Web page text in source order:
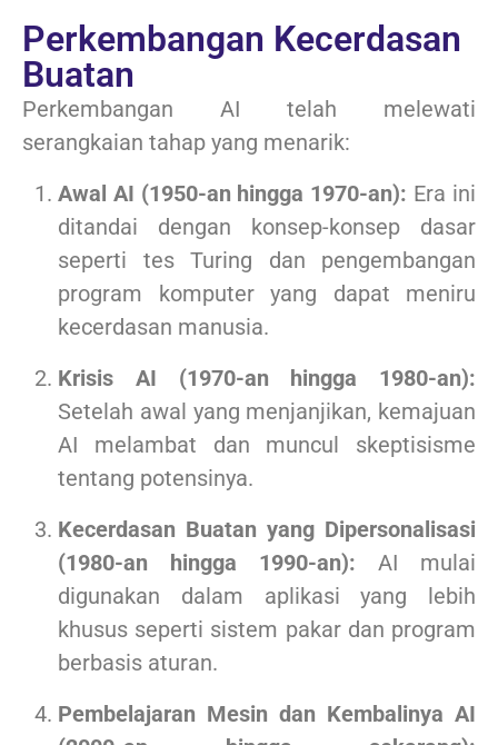
Perkembangan Kecerdasan
Buatan
Perkembangan AI telah melewati
serangkaian tahap yang menarik:
Awal AI (1950-an hingga 1970-an): Era ini
ditandai dengan konsep-konsep dasar
seperti tes Turing dan pengembangan
program komputer yang dapat meniru
kecerdasan manusia.
Krisis AI (1970-an hingga 1980-an):
Setelah awal yang menjanjikan, kemajuan
AI melambat dan muncul skeptisisme
tentang potensinya.
Kecerdasan Buatan yang Dipersonalisasi
(1980-an hingga 1990-an): AI mulai
digunakan dalam aplikasi yang lebih
khusus seperti sistem pakar dan program
berbasis aturan.
Pembelajaran Mesin dan Kembalinya AI